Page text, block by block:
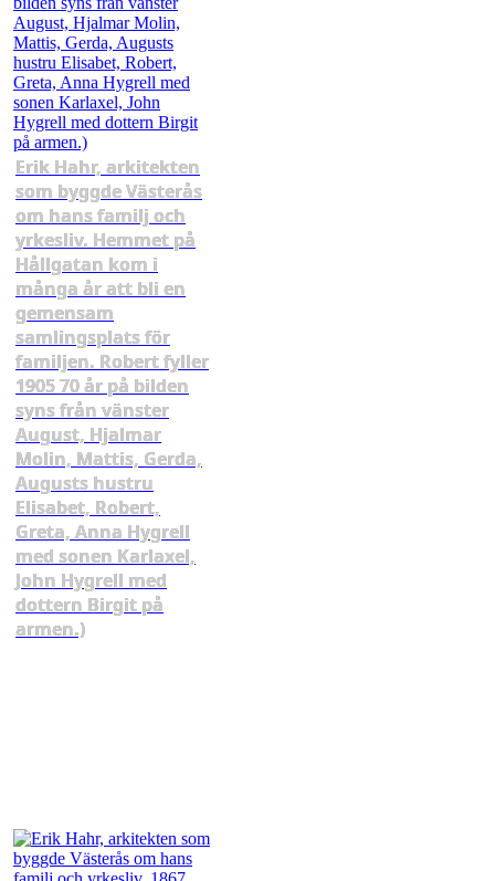
Erik Hahr, arkitekten
som byggde Västerås
om hans familj och
yrkesliv. Hemmet på
Hållgatan kom i
många år att bli en
gemensam
samlingsplats för
familjen. Robert fyller
1905 70 år på bilden
syns från vänster
August, Hjalmar
Molin, Mattis, Gerda,
Augusts hustru
Elisabet, Robert,
Greta, Anna Hygrell
med sonen Karlaxel,
John Hygrell med
dottern Birgit på
armen.)